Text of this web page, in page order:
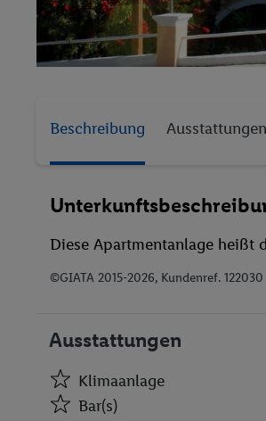
Beschreibung Ausstattungen
Diese Apartmentanlage heißt
©GIATA 2015-2026, Kundenref. 122030
Ausstattungen
Klimaanlage
Bar(s)